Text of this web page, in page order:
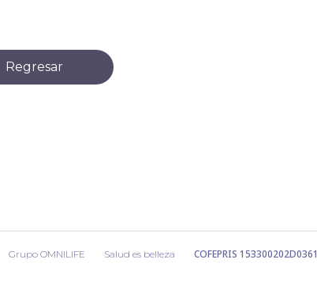
Regresar
Grupo OMNILIFE Salud es belleza COFEPRIS 153300202D0361